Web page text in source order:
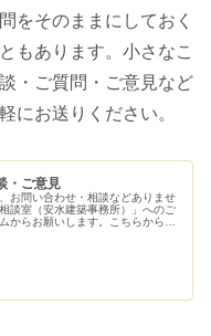
をそのままにしておく
もあります。小さなこ
・ご質問・ご意見など
にお送りください。
・ご意見
お問い合わせ・相談などありませ
談室（安水建築事務所）」へのご
からお願いします。こちらから、